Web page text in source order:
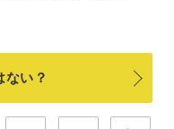
ない？